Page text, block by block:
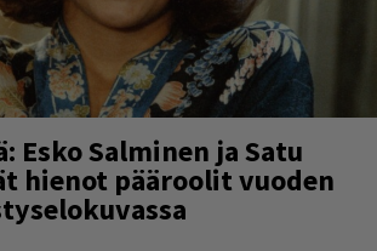
Esko Salminen ja Satu
hienot pääroolit vuoden